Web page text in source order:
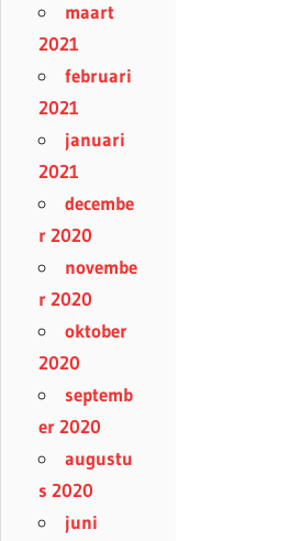
maart
2021
februari
2021
januari
2021
decembe
r 2020
novembe
r 2020
oktober
2020
septemb
er 2020
augustu
s 2020
juni